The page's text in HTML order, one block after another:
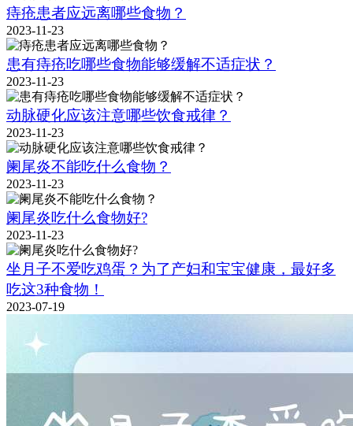
痔疮患者应远离哪些食物？
2023-11-23
患有痔疮吃哪些食物能够缓解不适症状？
2023-11-23
动脉硬化应该注意哪些饮食戒律？
2023-11-23
阑尾炎不能吃什么食物？
2023-11-23
阑尾炎吃什么食物好?
2023-11-23
坐月子不爱吃鸡蛋？为了产妇和宝宝健康，最好多
吃这3种食物！
2023-07-19